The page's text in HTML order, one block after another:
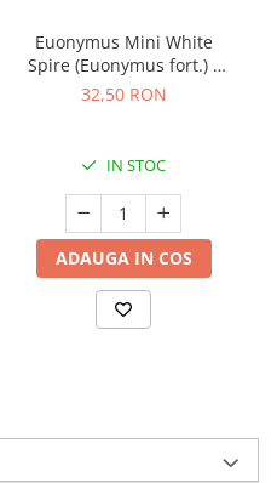
Euonymus Mini White
Spire (Euonymus fort.) -
20cm (P9)
32,50 RON
IN STOC
ADAUGA IN COS